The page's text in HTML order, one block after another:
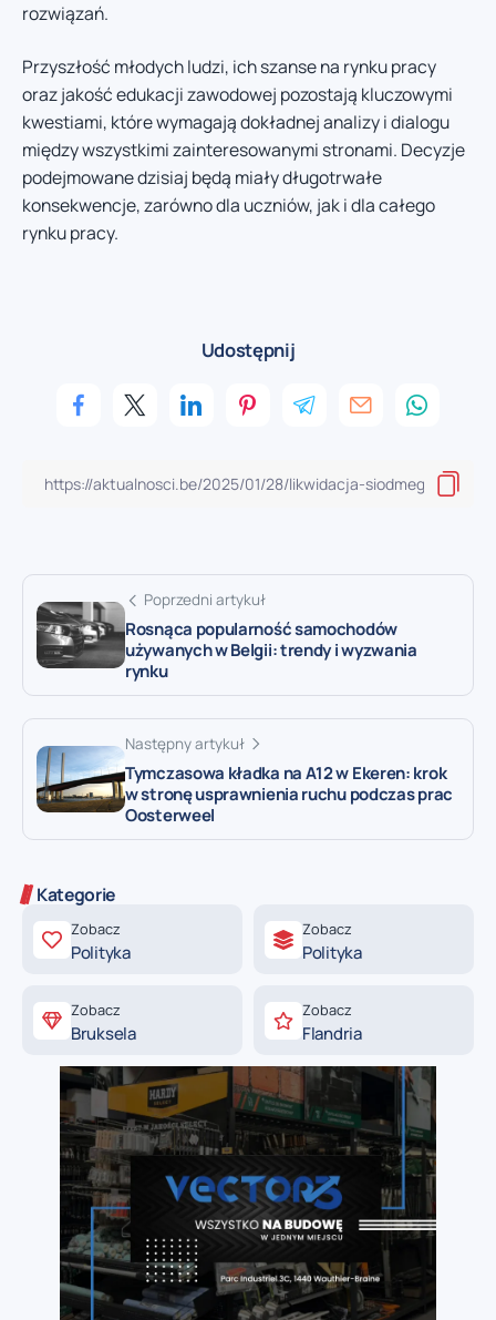
rozwiązań.
Przyszłość młodych ludzi, ich szanse na rynku pracy
oraz jakość edukacji zawodowej pozostają kluczowymi
kwestiami, które wymagają dokładnej analizy i dialogu
między wszystkimi zainteresowanymi stronami. Decyzje
podejmowane dzisiaj będą miały długotrwałe
konsekwencje, zarówno dla uczniów, jak i dla całego
rynku pracy.
Udostępnij
Poprzedni artykuł
Rosnąca popularność samochodów
używanych w Belgii: trendy i wyzwania
rynku
Następny artykuł
Tymczasowa kładka na A12 w Ekeren: krok
w stronę usprawnienia ruchu podczas prac
Oosterweel
Kategorie
Zobacz
Polityka
Zobacz
Polityka
Zobacz
Bruksela
Zobacz
Flandria